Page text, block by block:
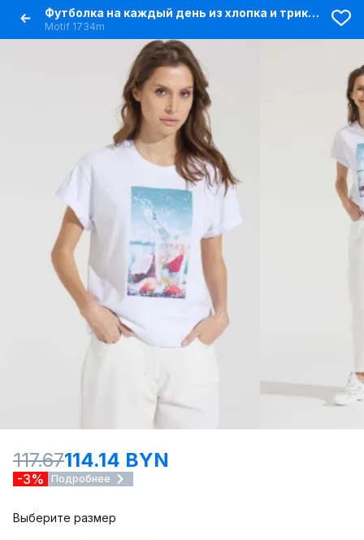
Футболка на каждый день из хлопка и трикотажа, летняя
Motif 1734m
117.67114.14 BYN
-3% Подробнее
Выберите размер